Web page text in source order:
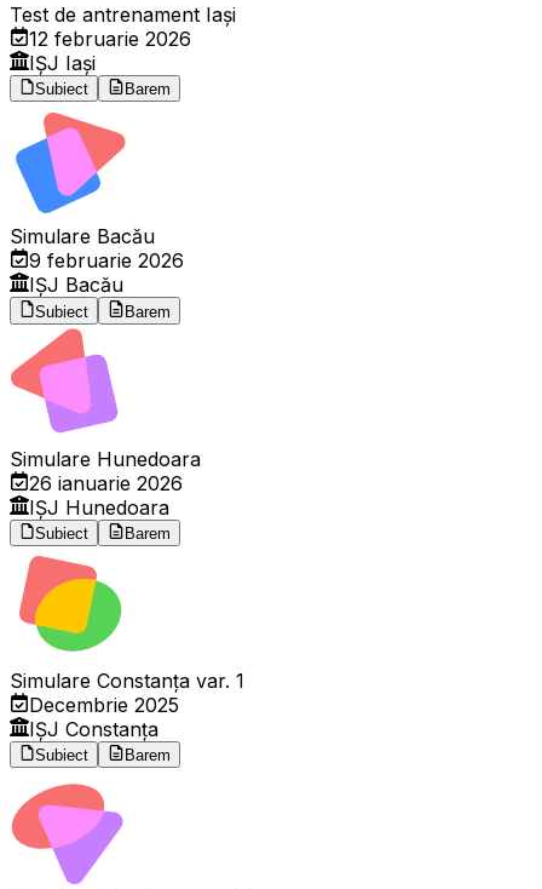
Test de antrenament Iași
12 februarie 2026
IȘJ Iași
Subiect Barem
Simulare Bacău
9 februarie 2026
IȘJ Bacău
Subiect Barem
Simulare Hunedoara
26 ianuarie 2026
IȘJ Hunedoara
Subiect Barem
Simulare Constanța var. 1
Decembrie 2025
IȘJ Constanța
Subiect Barem